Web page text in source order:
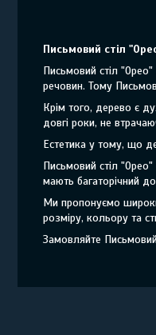
Письмовий стіл
Письмовий стіл
речовин. Тому
Крім того, дерево є
довгі роки, не
Естетика у тому, що
Письмовий стіл
мають багаторічний
Ми пропонуємо
розміру, кольору та
Замовляйте